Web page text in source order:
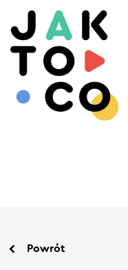
Powrót